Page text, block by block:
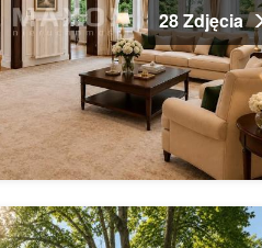
28 Zdjęcia